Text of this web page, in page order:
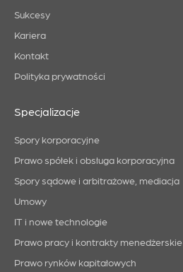
Sukcesy
Kariera
Kontakt
Polityka prywatności
Specjalizacje
Spory korporacyjne
Prawo spółek i obsługa korporacyjna
Spory sądowe i arbitrażowe, mediacja
Umowy
IT i nowe technologie
Prawo pracy i kontrakty menedżerskie
Prawo rynków kapitałowych